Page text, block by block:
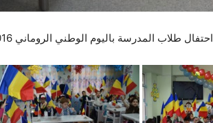
01-12-2016 احتفال طلاب المدرسة باليوم الوطني الروماني